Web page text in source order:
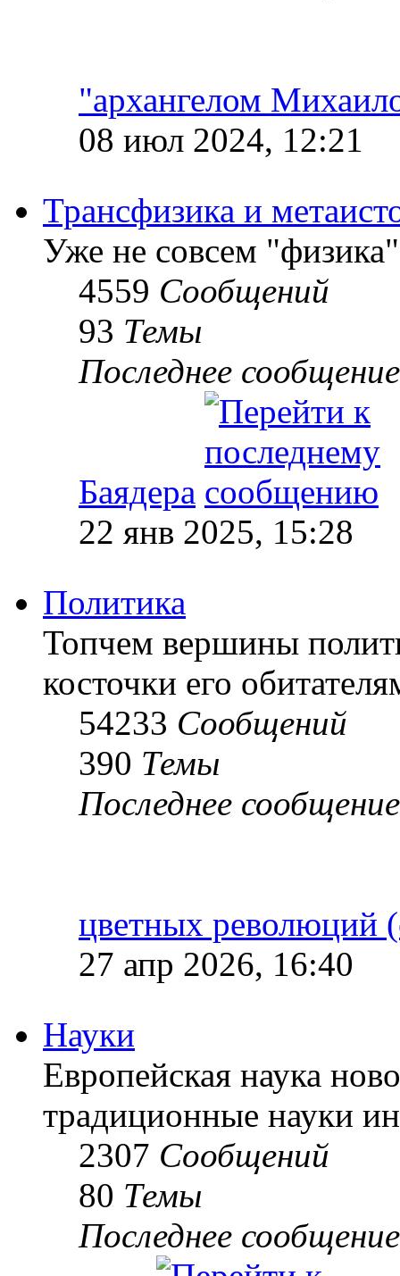
"архангелом
08 июл 2024, 12:21
Трансфизика и
Уже не совсем
4559 Сообщений
93 Темы
Последнее сообщение
Баядера
22 янв 2025, 15:28
Политика
Топчем вершины
косточки его
54233 Сообщений
390 Темы
Последнее сообщение
цветных революций
27 апр 2026, 16:40
Науки
Европейская наука
традиционные науки
2307 Сообщений
80 Темы
Последнее сообщение